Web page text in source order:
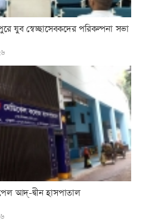
যুব স্বেচ্ছাসেবকদের পরিকল্পনা সভা
আদ্‌-দ্বীন হাসপাতাল